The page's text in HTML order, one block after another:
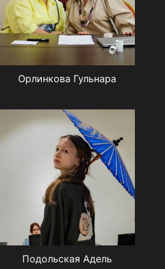
Орлинкова Гульнара
Подольская Адель